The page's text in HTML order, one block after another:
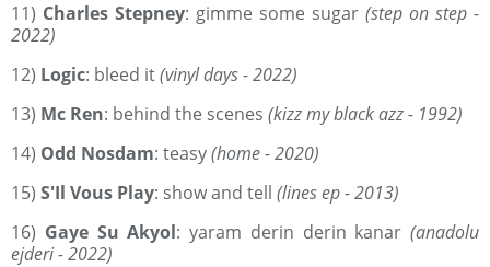
11) Charles Stepney: gimme some sugar (step on step -
2022)
12) Logic: bleed it(vinyl days - 2022)
13) Mc Ren: behind the scenes (kizz my black azz - 1992)
14) Odd Nosdam: teasy(home - 2020)
15) S'Il Vous Play: show and tell (lines ep - 2013)
16) Gaye Su Akyol: yaram derin derin kanar (anadolu
ejderi - 2022)